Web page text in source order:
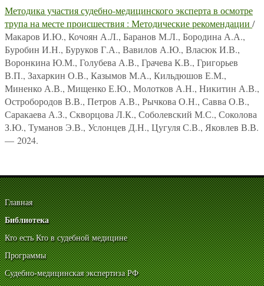
Методика участия судебно-медицинского эксперта в осмотре
трупа на месте происшествия : Методические рекомендации /
Макаров И.Ю., Кочоян А.Л., Баранов М.Л., Бородина А.А.,
Буробин И.Н., Буруков Г.А., Вавилов А.Ю., Власюк И.В.,
Воронкина Ю.М., Голубева А.В., Грачева К.В., Григорьев
В.П., Захаркин О.В., Казымов М.А., Кильдюшов Е.М.,
Миненко А.В., Мищенко Е.Ю., Молотков А.Н., Никитин А.В.,
Остробородов В.В., Петров А.В., Рычкова О.Н., Савва О.В.,
Саракаева А.З., Скворцова Л.К., Соболевский М.С., Соколова
З.Ю., Туманов Э.В., Услонцев Д.Н., Цугуля С.В., Яковлев В.В.
— 2024.
Главная
Библиотека
Кто есть Кто в судебной медицине
Программы
Судебно-медицинская экспертиза РФ